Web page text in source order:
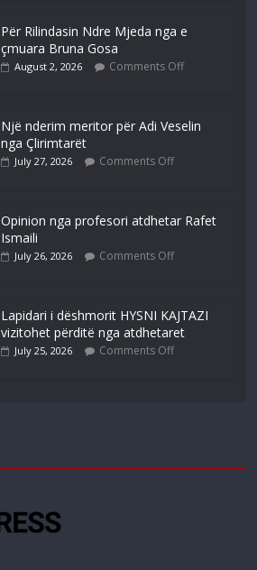
Për Rilindasin Ndre Mjeda nga e
çmuara Bruna Gosa
August 2, 2026 Comments Off
Një nderim meritor për Adi Veselin
nga Çlirimtarët
July 27, 2026 Comments Off
Opinion nga profesori atdhetar Rafet
Ismaili
July 26, 2026 Comments Off
Lapidari i dëshmorit HYSNI KAJTAZI
vizitohet përditë nga atdhetaret
July 25, 2026 Comments Off